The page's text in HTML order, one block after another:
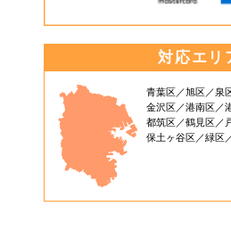
対応エリ
青葉区 旭区 泉
金沢区
港南区
都筑区
鶴見区
保土ヶ谷区
緑区